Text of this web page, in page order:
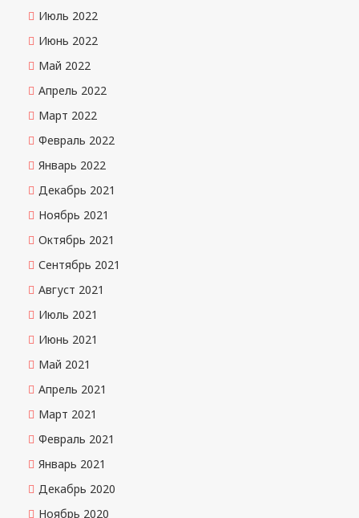
Июль 2022
Июнь 2022
Май 2022
Апрель 2022
Март 2022
Февраль 2022
Январь 2022
Декабрь 2021
Ноябрь 2021
Октябрь 2021
Сентябрь 2021
Август 2021
Июль 2021
Июнь 2021
Май 2021
Апрель 2021
Март 2021
Февраль 2021
Январь 2021
Декабрь 2020
Ноябрь 2020